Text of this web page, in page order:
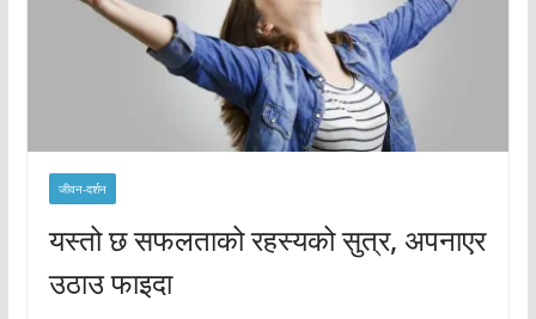
जीवन-दर्शन
यस्तो छ सफलताको रहस्यको सुत्र, अपनाएर
उठाउ फाइदा